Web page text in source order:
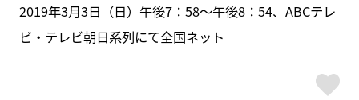
2019年3月3日（日）午後7：58～午後8：54、ABCテレ
ビ・テレビ朝日系列にて全国ネット